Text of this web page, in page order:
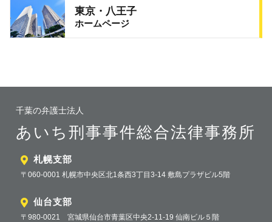
東京・八王子
ホームページ
千葉の弁護士法人
あいち刑事事件総合法律事務所
札幌支部
〒060-0001 札幌市中央区北1条西3丁目3-14 敷島プラザビル5階
仙台支部
〒980-0021 宮城県仙台市青葉区中央2-11-19 仙南ビル５階